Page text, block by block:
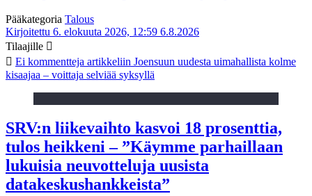
Pääkategoria Talous
Kirjoitettu 6. elokuuta 2026, 12:59 6.8.2026
Tilaajille
Ei kommentteja artikkeliin Joensuun uudesta uimahallista kolme
kisaajaa – voittaja selviää syksyllä
SRV:n liikevaihto kasvoi 18 prosenttia,
tulos heikkeni – ”Käymme parhaillaan
lukuisia neuvotteluja uusista
datakeskushankkeista”